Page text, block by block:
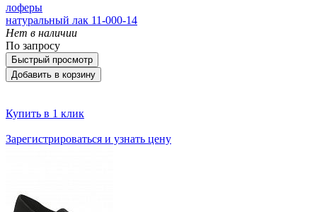
лоферы
натуральный лак 11-000-14
Нет в наличии
По запросу
Быстрый просмотр
Добавить в корзину
Купить в 1 клик
Зарегистрироваться и узнать цену